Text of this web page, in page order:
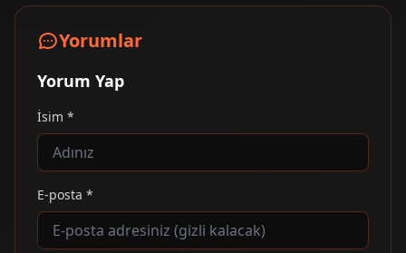
Yorumlar
Yorum Yap
İsim *
E-posta *